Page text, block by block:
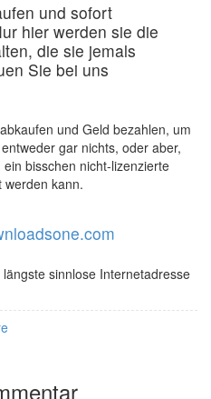
und sofort
hier werden sie die
die sie jemals
Sie bei uns
und Geld bezahlen, um
gar nichts, oder aber,
bisschen nicht-lizenzierte
werden kann.
sinnlose Internetadresse